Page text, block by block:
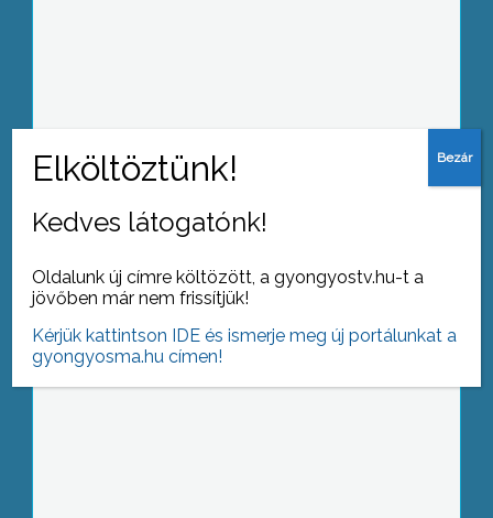
Gyermeknapot ünnepeltek a
Kedves látogatónk!
Oldalunk új címre költözött, a gyongyostv.hu-t a
jövőben már nem frissítjük!
Kérjük kattintson IDE és ismerje meg új portálunkat a
gyongyosma.hu címen!